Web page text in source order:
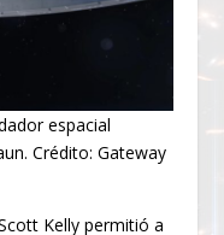
espacial
Crédito: Gateway
Kelly permitió a